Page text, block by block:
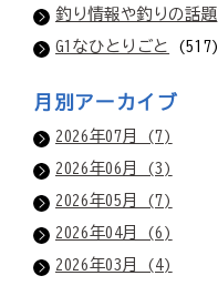
釣り情報や釣りの話題
G1なひとりごと
(517)
月別アーカイブ
2026年07月 (7)
2026年06月 (3)
2026年05月 (7)
2026年04月 (6)
2026年03月 (4)